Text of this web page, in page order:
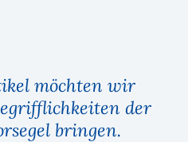
möchten wir
der
bringen.